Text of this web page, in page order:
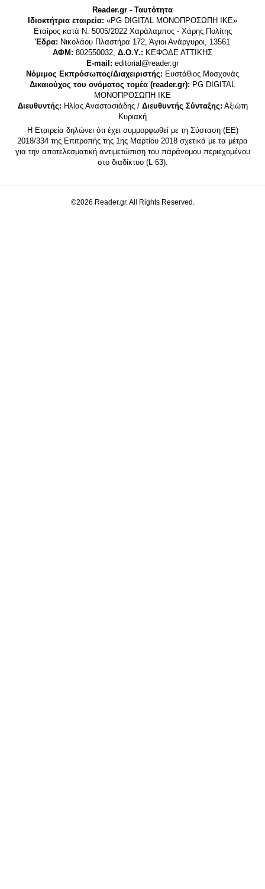
Reader.gr - Ταυτότητα
Ιδιοκτήτρια εταιρεία: «PG DIGITAL MONΟΠΡΟΣΩΠΗ ΙΚΕ»
Εταίρος κατά Ν. 5005/2022 Χαράλαμπος - Χάρης Πολίτης
Έδρα: Νικολάου Πλαστήρα 172, Άγιοι Ανάργυροι, 13561
ΑΦΜ: 802550032, Δ.Ο.Υ.: ΚΕΦΟΔΕ ΑΤΤΙΚΗΣ
E-mail: editorial@reader.gr
Νόμιμος Εκπρόσωπος/Διαχειριστής: Ευστάθιος Μοσχονάς
Δικαιούχος του ονόματος τομέα (reader.gr): PG DIGITAL
MONΟΠΡΟΣΩΠΗ ΙΚΕ
Διευθυντής: Ηλίας Αναστασιάδης / Διευθυντής Σύνταξης: Αξιώτη
Κυριακή
Η Εταιρεία δηλώνει ότι έχει συμμορφωθεί με τη Σύσταση (ΕΕ)
2018/334 της Επιτροπής της 1ης Μαρτίου 2018 σχετικά με τα μέτρα
για την αποτελεσματική αντιμετώπιση του παράνομου περιεχομένου
στο διαδίκτυο (L 63).
©2026 Reader.gr. All Rights Reserved.